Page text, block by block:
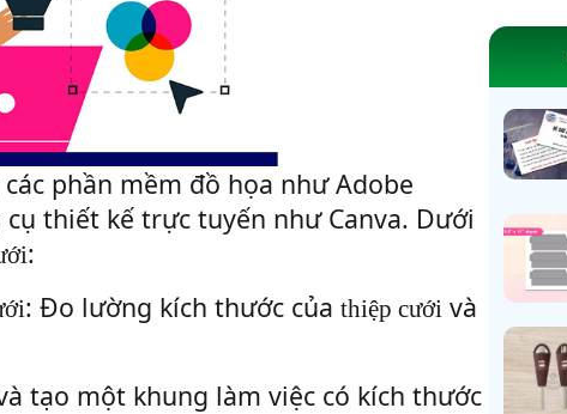
phần mềm đồ họa như Adobe
thiết kế trực tuyến như Canva. Dưới
:
: Đo lường kích thước của thiệp cưới và
tạo một khung làm việc có kích thước